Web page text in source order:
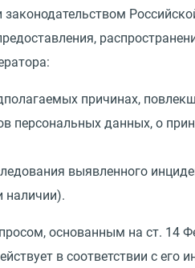
причинах,
персональных данных, о
выявленного
наличии).
основанным на ст. 14
в соответствии с его